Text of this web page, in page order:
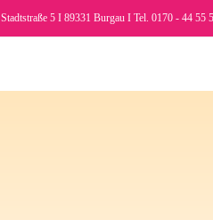
5 I 89331 Burgau I Tel. 0170 - 44 55